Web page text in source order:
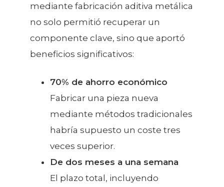
mediante fabricación aditiva metálica
no solo permitió recuperar un
componente clave, sino que aportó
beneficios significativos:
70% de ahorro económico
Fabricar una pieza nueva
mediante métodos tradicionales
habría supuesto un coste tres
veces superior.
De dos meses a una semana
El plazo total, incluyendo